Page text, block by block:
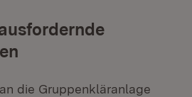
die Gruppenkläranlage